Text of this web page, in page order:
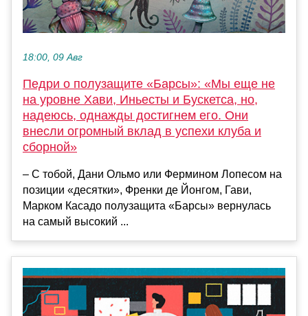
18:00, 09 Авг
Педри о полузащите «Барсы»: «Мы еще не
на уровне Хави, Иньесты и Бускетса, но,
надеюсь, однажды достигнем его. Они
внесли огромный вклад в успехи клуба и
сборной»
– С тобой, Дани Ольмо или Фермином Лопесом на
позиции «десятки», Френки де Йонгом, Гави,
Марком Касадо полузащита «Барсы» вернулась
на самый высокий ...